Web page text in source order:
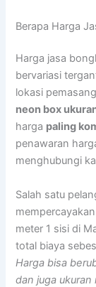
Berapa Harga
Harga jasa
bervariasi
lokasi
neon box
harga paling
penawaran
menghubungi
Salah satu
meter 1 sisi di
total biaya
Harga bisa
dan juga